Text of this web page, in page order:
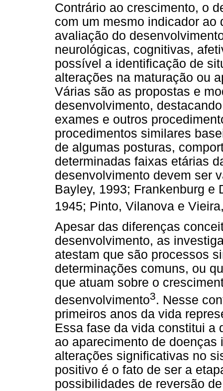
Contrário ao crescimento, o
com um mesmo indicador ao
avaliação do
neurológicas, cognitivas,
possível a identificação de
alterações na maturação ou
Várias são as propostas e
desenvolvimento,
exames e outros
procedimentos similares
de algumas posturas,
determinadas faixas etárias
desenvolvimento devem ser
Bayley, 1993; Frankenburg e
1945; Pinto, Vilanova e
Apesar das diferenças
desenvolvimento, as
atestam que são processos
determinações comuns, ou
que atuam sobre o
desenvolvimento3. Nesse
primeiros anos da vida
Essa fase da vida constitui a
ao aparecimento de
alterações significativas no
positivo é o fato de ser a
possibilidades de reversão